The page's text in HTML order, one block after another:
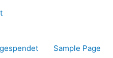
Sample Page